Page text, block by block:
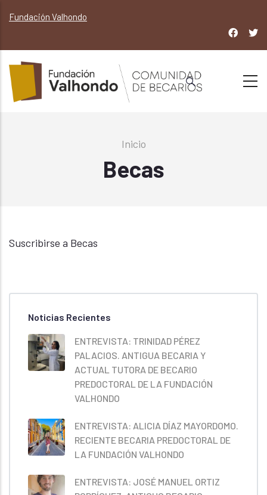
contenido
principal
Fundación Valhondo
Sobrescribir
enlaces
de
Inicio
Becas
Suscribirse a Becas
Noticias Recientes
ENTREVISTA: TRINIDAD PÉREZ
PALACIOS. ANTIGUA BECARIA Y
ACTUAL TUTORA DE BECARIO
PREDOCTORAL DE LA FUNDACIÓN
VALHONDO
ENTREVISTA: ALICIA DÍAZ MAYORDOMO.
RECIENTE BECARIA PREDOCTORAL DE
LA FUNDACIÓN VALHONDO
ENTREVISTA: JOSÉ MANUEL ORTIZ